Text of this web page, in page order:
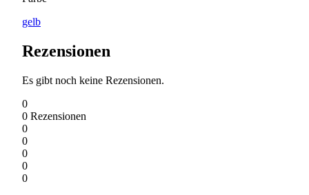
gelb
Rezensionen
Es gibt noch keine Rezensionen.
0
0 Rezensionen
0
0
0
0
0